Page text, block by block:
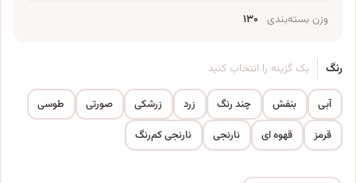
وزن بسته‌بندی ۱۳۰
رنگ یک گزینه را انتخاب کنید
آبی بنفش چند رنگ زرد زرشکی صورتی
طوسی
قرمز
قهوه ای نارنجی نارنجی کم‌رنگ